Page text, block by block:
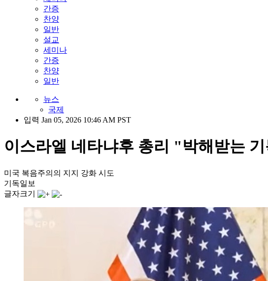
간증
찬양
일반
설교
세미나
간증
찬양
일반
뉴스
국제
입력 Jan 05, 2026 10:46 AM PST
이스라엘 네타냐후 총리 "박해받는
미국 복음주의의 지지 강화 시도
기독일보
글자크기